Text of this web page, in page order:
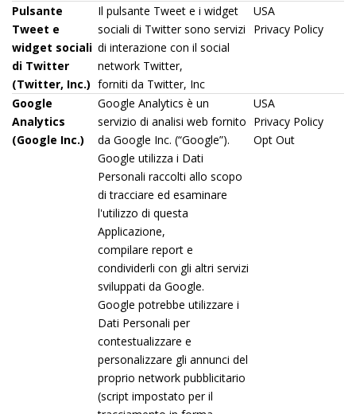
Pulsante
Tweet e
widget sociali
di Twitter
(Twitter, Inc.)
Il pulsante Tweet e i widget
sociali di Twitter sono servizi
di interazione con il social
network Twitter,
forniti da Twitter, Inc
USA
Privacy Policy
Google
Analytics
(Google Inc.)
Google Analytics è un
servizio di analisi web fornito
da Google Inc. (“Google”).
Google utilizza i Dati
Personali raccolti allo scopo
di tracciare ed esaminare
l'utilizzo di questa
Applicazione,
compilare report e
condividerli con gli altri servizi
sviluppati da Google.
Google potrebbe utilizzare i
Dati Personali per
contestualizzare e
personalizzare gli annunci del
proprio network pubblicitario
(script impostato per il
USA
Privacy Policy
Opt Out